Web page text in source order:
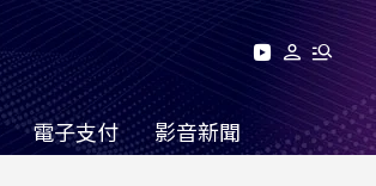
電子支付 影音新聞